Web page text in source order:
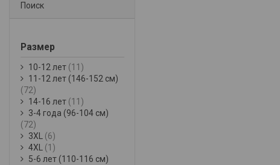
Поиск
Размер
10-12 лет (11)
11-12 лет (146-152 см)
(72)
14-16 лет (11)
3-4 года (96-104 см)
(72)
3XL (6)
4XL (1)
5-6 лет (110-116 см)